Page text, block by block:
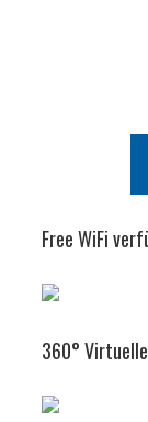
Free WiFi
360°